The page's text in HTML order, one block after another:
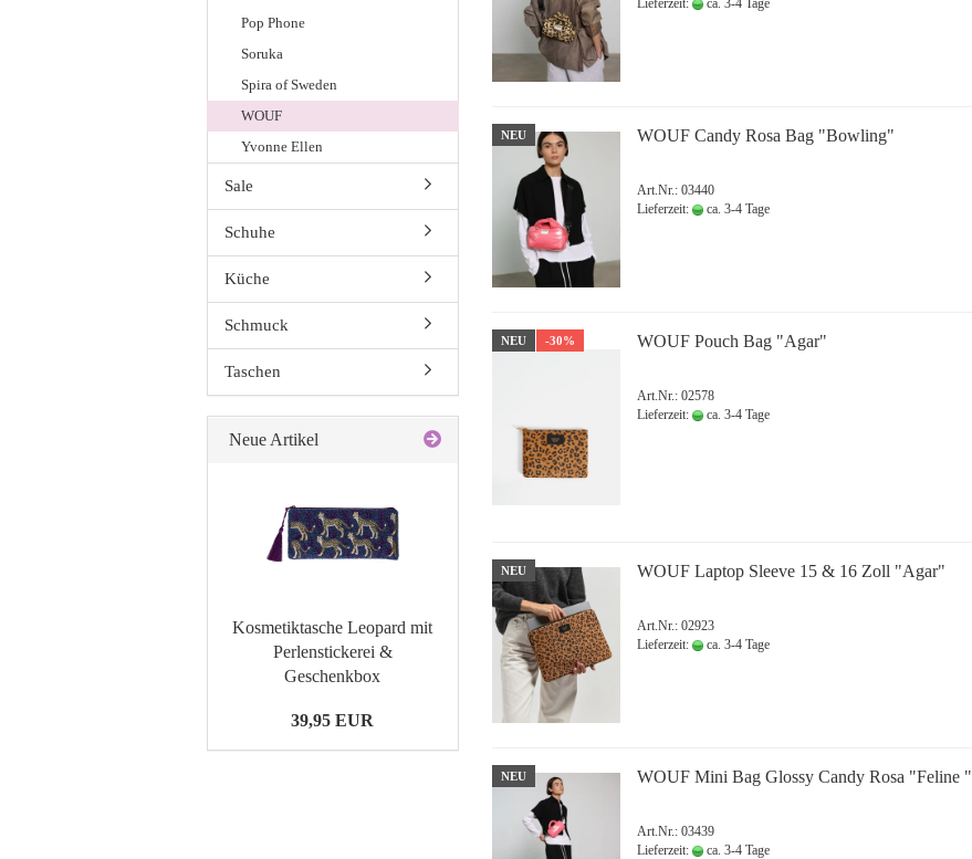
Lieferzeit:
ca. 3-4 Tage
NEU WOUF Candy Rosa Bag "Bowling"
Art.Nr.: 03440
Lieferzeit:
ca. 3-4 Tage
NEU -30% WOUF Pouch Bag "Agar"
Art.Nr.: 02578
Lieferzeit:
ca. 3-4 Tage
NEU WOUF Laptop Sleeve 15 & 16 Zoll "Agar"
Art.Nr.: 02923
Lieferzeit:
ca. 3-4 Tage
NEU WOUF Mini Bag Glossy Candy Rosa "Feline "
Art.Nr.: 03439
Lieferzeit:
ca. 3-4 Tage
Pop Phone
Soruka
Spira of Sweden
WOUF
Yvonne Ellen
Sale
Schuhe
Küche
Schmuck
Taschen
Neue Artikel
Kosmetiktasche Leopard mit
Perlenstickerei &
Geschenkbox
39,95 EUR